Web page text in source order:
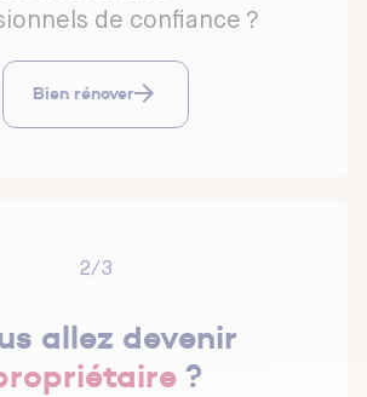
de confiance ?
Bien rénover
2/3
allez devenir
?